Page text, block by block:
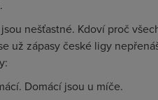
nešťastné. Kdoví proč
už zápasy české ligy
Domácí jsou u míče.